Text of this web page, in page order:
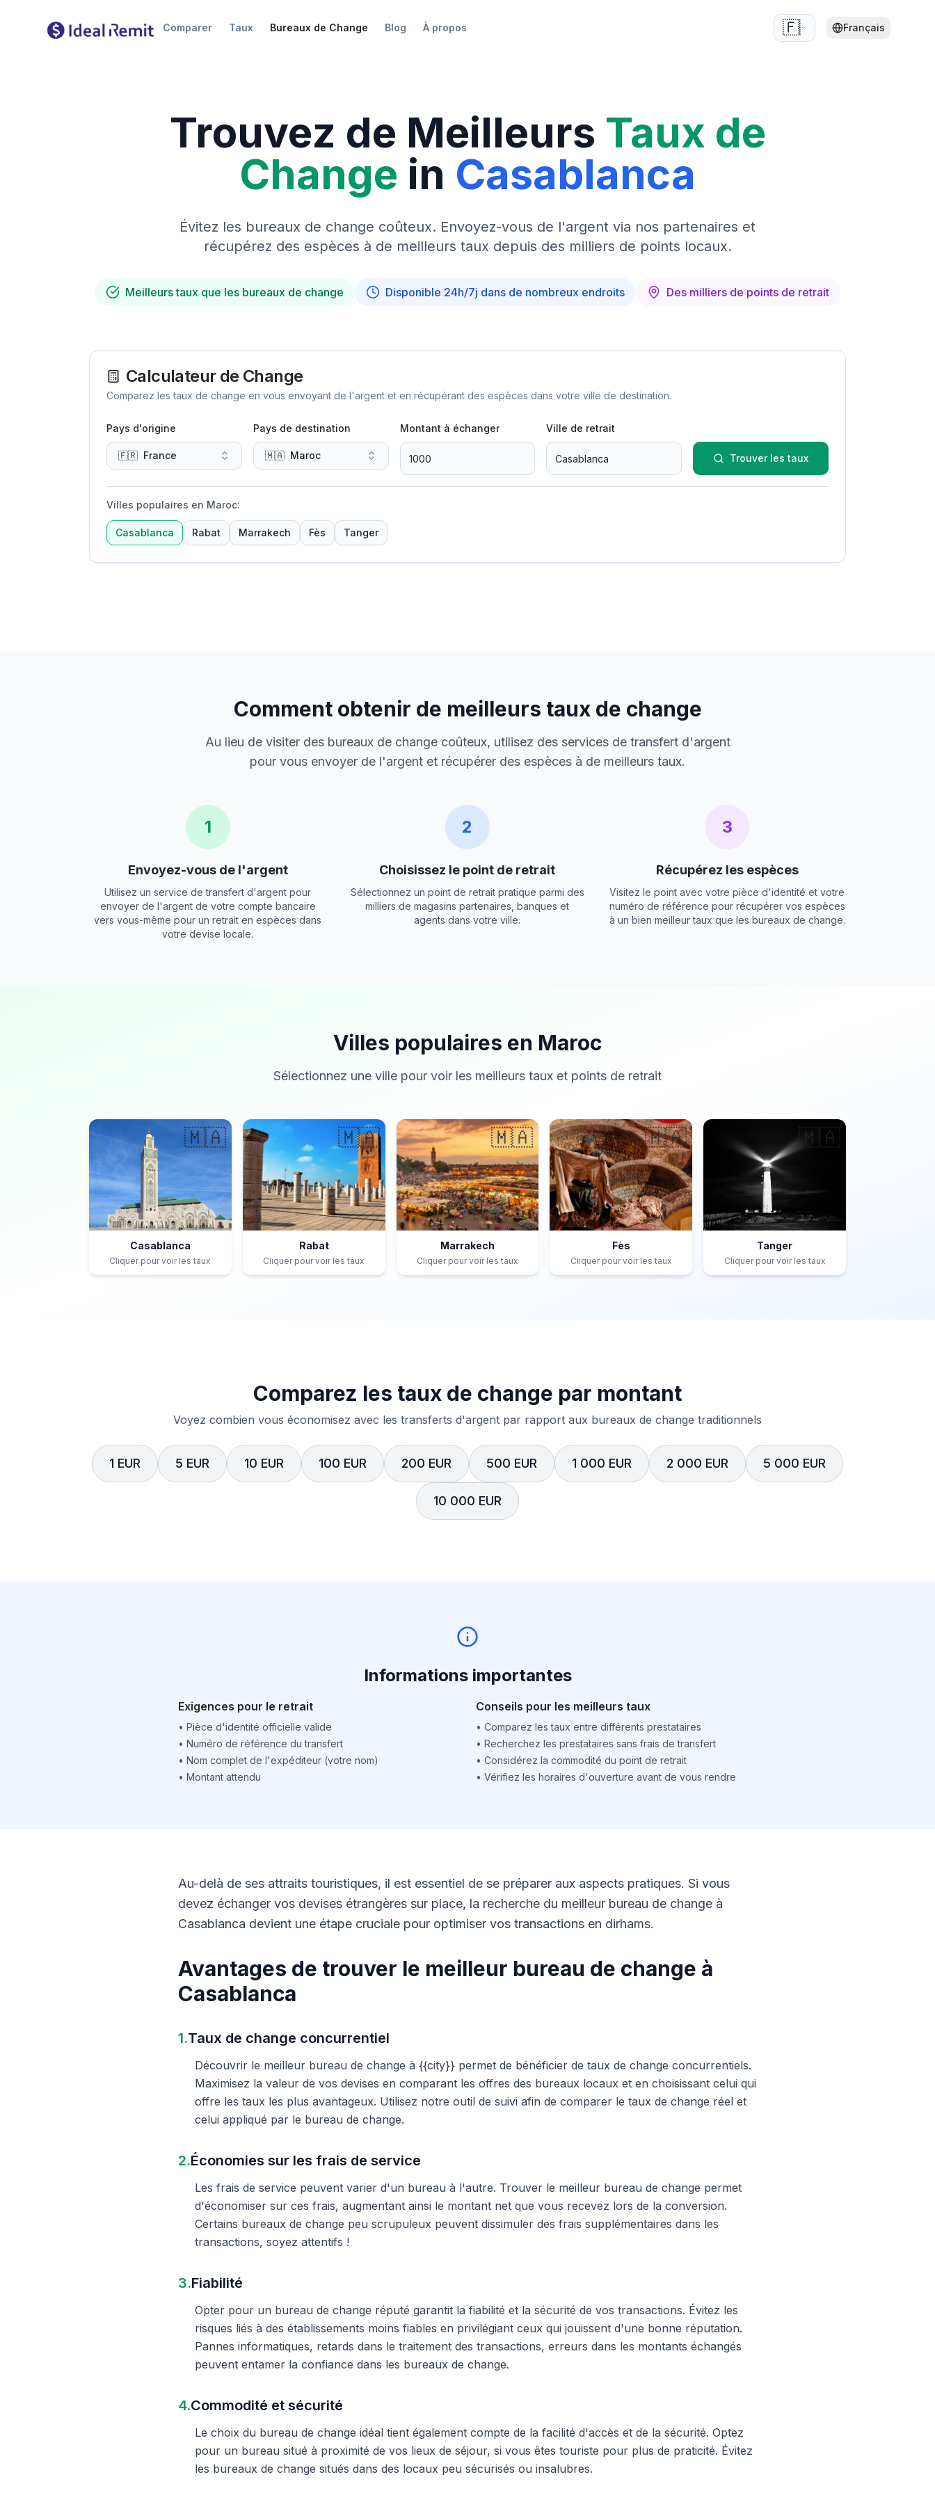
Comparer Taux Bureaux de Change Blog À propos 🇫🇷 Français
Trouvez de Meilleurs Taux de
Change in Casablanca
Évitez les bureaux de change coûteux. Envoyez-vous de l'argent via nos partenaires et
récupérez des espèces à de meilleurs taux depuis des milliers de points locaux.
Meilleurs taux que les bureaux de change Disponible 24h/7j dans de nombreux endroits Des milliers de points de retrait
Calculateur de Change
Comparez les taux de change en vous envoyant de l'argent et en récupérant des espèces dans votre ville de destination.
Pays d'origine
🇫🇷 France
Pays de destination
🇲🇦 Maroc
Montant à échanger Ville de retrait
Trouver les taux
Villes populaires en Maroc:
Casablanca Rabat Marrakech Fès Tanger
Comment obtenir de meilleurs taux de change
Au lieu de visiter des bureaux de change coûteux, utilisez des services de transfert d'argent
pour vous envoyer de l'argent et récupérer des espèces à de meilleurs taux.
1
Envoyez-vous de l'argent
Utilisez un service de transfert d'argent pour
envoyer de l'argent de votre compte bancaire
vers vous-même pour un retrait en espèces dans
votre devise locale.
2
Choisissez le point de retrait
Sélectionnez un point de retrait pratique parmi des
milliers de magasins partenaires, banques et
agents dans votre ville.
3
Récupérez les espèces
Visitez le point avec votre pièce d'identité et votre
numéro de référence pour récupérer vos espèces
à un bien meilleur taux que les bureaux de change.
Villes populaires en Maroc
Sélectionnez une ville pour voir les meilleurs taux et points de retrait
🇲🇦
Casablanca
Cliquer pour voir les taux
🇲🇦
Rabat
Cliquer pour voir les taux
🇲🇦
Marrakech
Cliquer pour voir les taux
🇲🇦
Fès
Cliquer pour voir les taux
🇲🇦
Tanger
Cliquer pour voir les taux
Comparez les taux de change par montant
Voyez combien vous économisez avec les transferts d'argent par rapport aux bureaux de change traditionnels
1 EUR 5 EUR 10 EUR 100 EUR 200 EUR 500 EUR 1 000 EUR 2 000 EUR 5 000 EUR
10 000 EUR
Informations importantes
Exigences pour le retrait
• Pièce d'identité officielle valide
• Numéro de référence du transfert
• Nom complet de l'expéditeur (votre nom)
• Montant attendu
Conseils pour les meilleurs taux
• Comparez les taux entre différents prestataires
• Recherchez les prestataires sans frais de transfert
• Considérez la commodité du point de retrait
• Vérifiez les horaires d'ouverture avant de vous rendre
Au-delà de ses attraits touristiques, il est essentiel de se préparer aux aspects pratiques. Si vous
devez échanger vos devises étrangères sur place, la recherche du meilleur bureau de change à
Casablanca devient une étape cruciale pour optimiser vos transactions en dirhams.
Avantages de trouver le meilleur bureau de change à
Casablanca
1.Taux de change concurrentiel
Découvrir le meilleur bureau de change à {{city}} permet de bénéficier de taux de change concurrentiels.
Maximisez la valeur de vos devises en comparant les offres des bureaux locaux et en choisissant celui qui
offre les taux les plus avantageux. Utilisez notre outil de suivi afin de comparer le taux de change réel et
celui appliqué par le bureau de change.
2.Économies sur les frais de service
Les frais de service peuvent varier d'un bureau à l'autre. Trouver le meilleur bureau de change permet
d'économiser sur ces frais, augmentant ainsi le montant net que vous recevez lors de la conversion.
Certains bureaux de change peu scrupuleux peuvent dissimuler des frais supplémentaires dans les
transactions, soyez attentifs !
3.Fiabilité
Opter pour un bureau de change réputé garantit la fiabilité et la sécurité de vos transactions. Évitez les
risques liés à des établissements moins fiables en privilégiant ceux qui jouissent d'une bonne réputation.
Pannes informatiques, retards dans le traitement des transactions, erreurs dans les montants échangés
peuvent entamer la confiance dans les bureaux de change.
4.Commodité et sécurité
Le choix du bureau de change idéal tient également compte de la facilité d'accès et de la sécurité. Optez
pour un bureau situé à proximité de vos lieux de séjour, si vous êtes touriste pour plus de praticité. Évitez
les bureaux de change situés dans des locaux peu sécurisés ou insalubres.